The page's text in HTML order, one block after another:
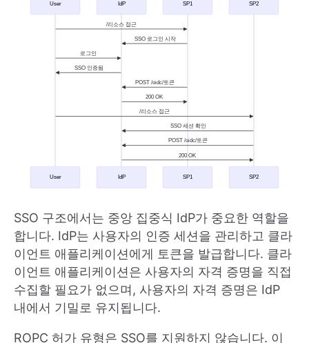
SSO 구조에서는 중앙 집중식 IdP가 중요한 역할을
합니다. IdP는 사용자의 인증 세션을 관리하고 클라
이언트 애플리케이션에게 토큰을 발급합니다. 클라
이언트 애플리케이션은 사용자의 자격 증명을 직접
수집할 필요가 없으며, 사용자의 자격 증명은 IdP
내에서 기밀로 유지됩니다.
ROPC 허가 유형은 SSO를 지원하지 않습니다. 이